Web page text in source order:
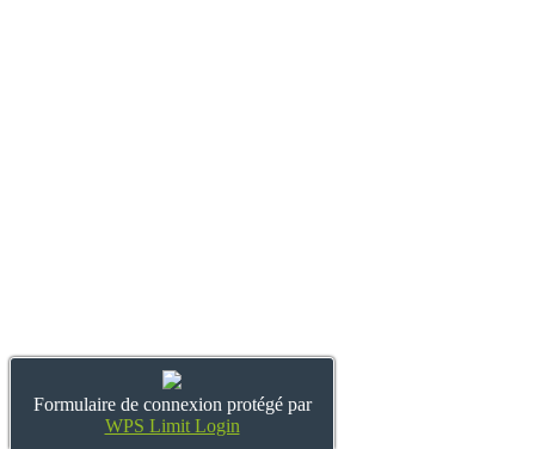
Formulaire de connexion protégé par
WPS Limit Login